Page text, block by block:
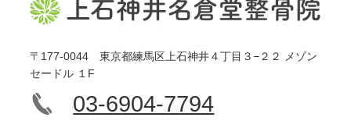
〒177-0044 東京都練馬区上石神井４丁目３−２２ メゾン
セードル １F
03-6904-7794